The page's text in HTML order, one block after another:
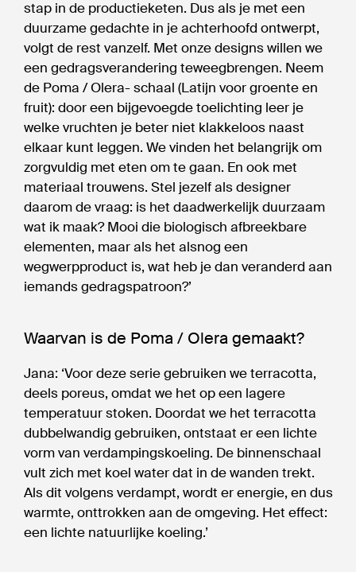
stap in de productieketen. Dus als je met een
duurzame gedachte in je achterhoofd ontwerpt,
volgt de rest vanzelf. Met onze designs willen we
een gedragsverandering teweegbrengen. Neem
de Poma / Olera- schaal (Latijn voor groente en
fruit): door een bijgevoegde toelichting leer je
welke vruchten je beter niet klakkeloos naast
elkaar kunt leggen. We vinden het belangrijk om
zorgvuldig met eten om te gaan. En ook met
materiaal trouwens. Stel jezelf als designer
daarom de vraag: is het daadwerkelijk duurzaam
wat ik maak? Mooi die biologisch afbreekbare
elementen, maar als het alsnog een
wegwerpproduct is, wat heb je dan veranderd aan
iemands gedragspatroon?’
Waarvan is de Poma / Olera gemaakt?
Jana: ‘Voor deze serie gebruiken we terracotta,
deels poreus, omdat we het op een lagere
temperatuur stoken. Doordat we het terracotta
dubbelwandig gebruiken, ontstaat er een lichte
vorm van verdampingskoeling. De binnenschaal
vult zich met koel water dat in de wanden trekt.
Als dit volgens verdampt, wordt er energie, en dus
warmte, onttrokken aan de omgeving. Het effect:
een lichte natuurlijke koeling.’